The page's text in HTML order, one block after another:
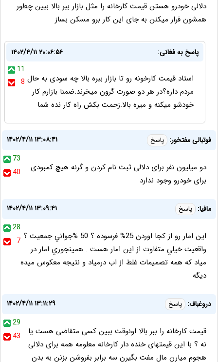
دلالی خودرو هستن قیمت کارخانه را مثل بازار ببر بالا ببین چطور
همشون فرار میکنن به جای این کار برو مسکن بساز
پاسخ به فغانی:
۱۴۰۲/۴/۱۱ ۲۰:۰۶:۵۶
11
8 استاد قیمت کارخونه رو تا بازار ببره بالا چه سودی به حال
مردم داره؟در هر دو صورت گرون میخرند.ضمنا بازارم کار
خودشو میکنه و میره بالا.زحمت بکش راه کار نده شما
فوتبالی مفتخور: پاسخ
۱۴۰۲/۴/۱۱ ۱۳:۰۸:۴۱
73
40
دو میلیون نفر برای دلالی ثبت نام کردن و گرنه هیچ کمبودی
برای خودرو وجود ندارد
مافيا: پاسخ
۱۴۰۲/۴/۱۱ ۱۳:۰۹:۴۱
28
7 اين امار رو از كجا اوردن 25% فرسوده ؟ 50 %جواني جمعيت ؟
واقعيت خيلي متفاوت از اين امار هست . همينجوري امار در
مياد كه همه تصميمات غلط از اب درمياد و نتيجه معكوس ميده
ديگه
دروغباف: پاسخ
۱۴۰۲/۴/۱۱ ۱۳:۱۱:۲۹
29
43
قیمت کارخانه را ببر بالا اونوقت ببین کسی متقاضی هست یا
نه ؟ با این قیمتهای خنده دار کارخانه معلومه همه برای دلالی
هجوم میارن مال مفت بگیرن سه برابر بفروشن بزنن به بدن